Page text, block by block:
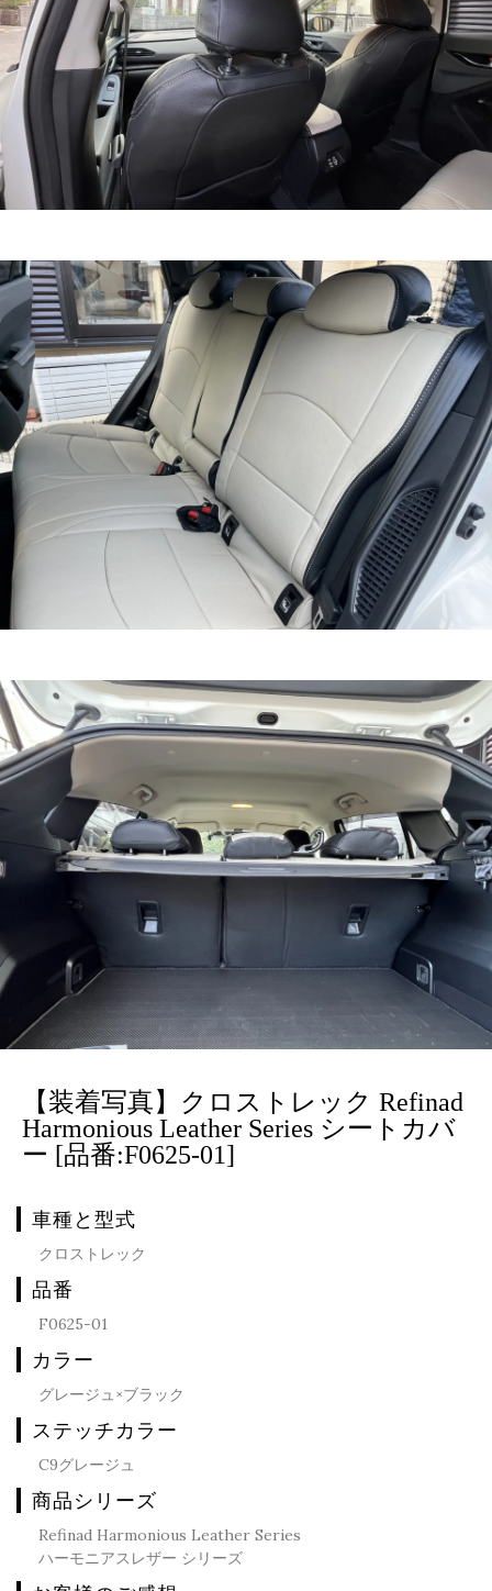
【装着写真】クロストレック Refinad
Harmonious Leather Series シートカバ
ー [品番:F0625-01]
車種と型式
クロストレック
品番
F0625-01
カラー
グレージュ×ブラック
ステッチカラー
C9グレージュ
商品シリーズ
Refinad Harmonious Leather Series
ハーモニアスレザー シリーズ